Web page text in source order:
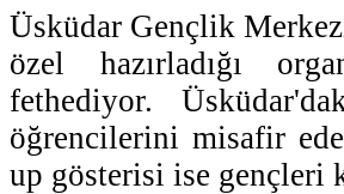
Üsküdar Gençlik
özel hazırladığı
fethediyor.
öğrencilerini misafir
up gösterisi ise gençleri